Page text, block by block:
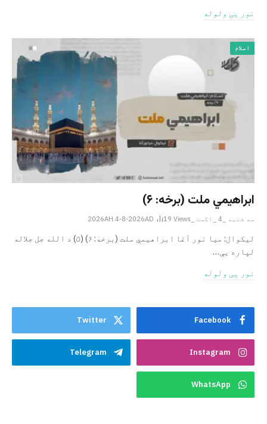
نور یی ولوله
اسلام
ابراهيمي ملت (برخه: ۶)
سه شنبه _4 _اگست _2026AH 4-8-2026AD 19 Views
ليکوال: میا نور آغا ابراهيمي ملت (برخه: ۶) (۵) د الله جل جلاله
لپاره یې…
نور یی ولوله
Facebook
Twitter
Instagram
Telegram
WhatsApp